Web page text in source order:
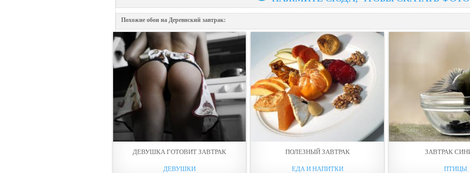
Похожие обои на Деревнский завтрак:
ДЕВУШКА ГОТОВИТ ЗАВТРАК
ДЕВУШКИ
ПОЛЕЗНЫЙ ЗАВТРАК
ЕДА И НАПИТКИ
ЗАВТРАК
ПТИЦЫ